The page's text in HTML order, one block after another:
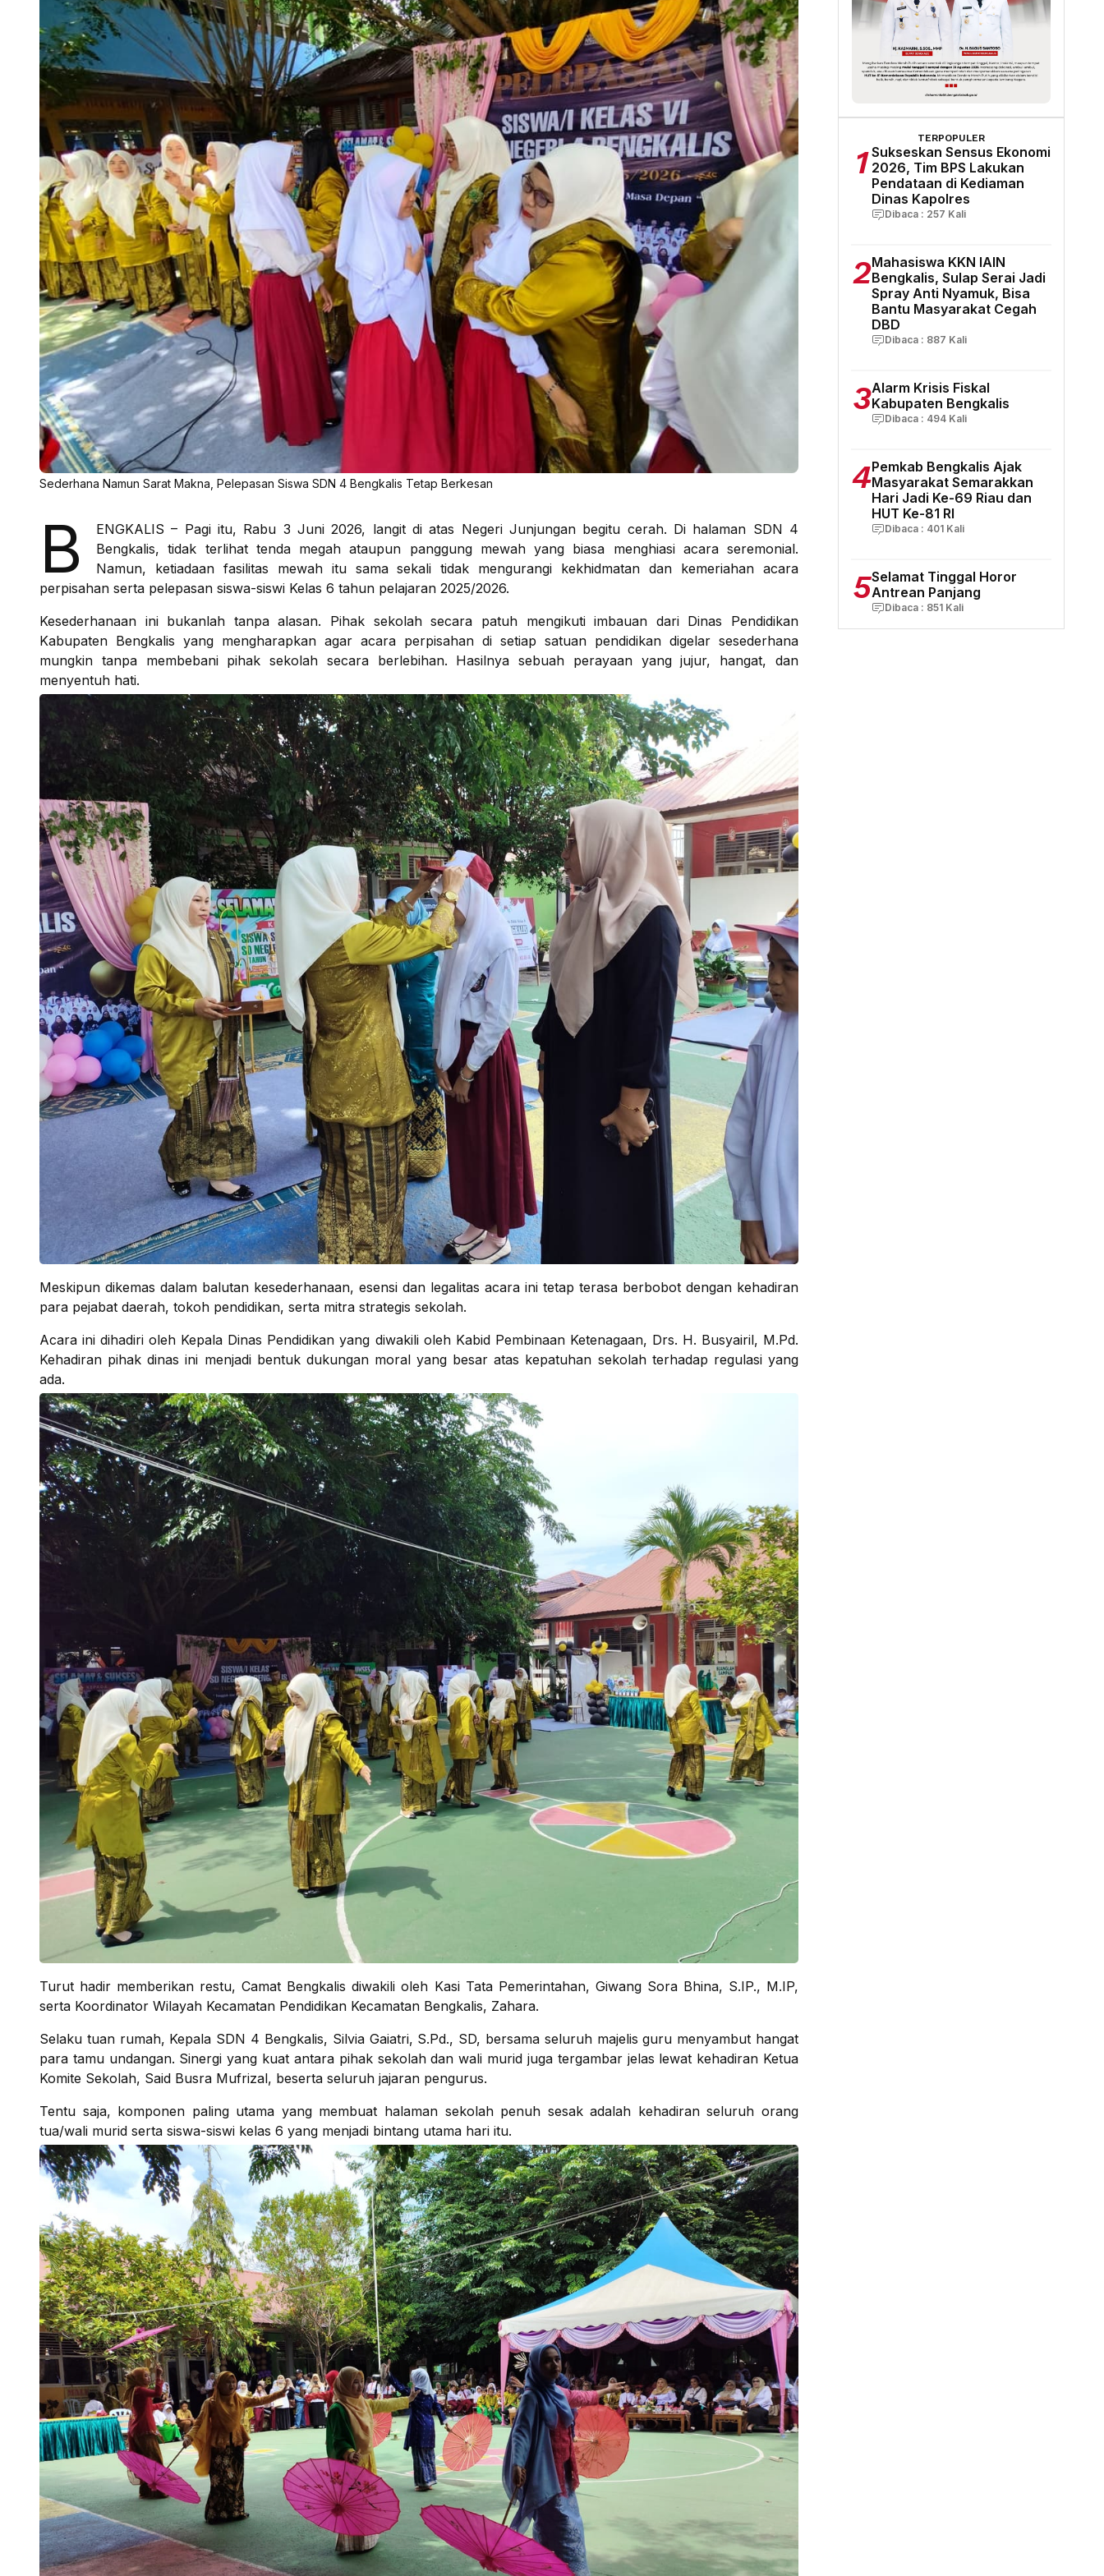
Sederhana Namun Sarat Makna, Pelepasan Siswa SDN 4 Bengkalis Tetap Berkesan
B
ENGKALIS – Pagi itu, Rabu 3 Juni 2026, langit di atas Negeri Junjungan begitu cerah. Di halaman SDN 4
Bengkalis, tidak terlihat tenda megah ataupun panggung mewah yang biasa menghiasi acara seremonial.
Namun, ketiadaan fasilitas mewah itu sama sekali tidak mengurangi kekhidmatan dan kemeriahan acara
perpisahan serta pelepasan siswa-siswi Kelas 6 tahun pelajaran 2025/2026.
​Kesederhanaan ini bukanlah tanpa alasan. Pihak sekolah secara patuh mengikuti imbauan dari Dinas Pendidikan
Kabupaten Bengkalis yang mengharapkan agar acara perpisahan di setiap satuan pendidikan digelar sesederhana
mungkin tanpa membebani pihak sekolah secara berlebihan. Hasilnya sebuah perayaan yang jujur, hangat, dan
menyentuh hati.
Meskipun dikemas dalam balutan kesederhanaan, esensi dan legalitas acara ini tetap terasa berbobot dengan kehadiran
para pejabat daerah, tokoh pendidikan, serta mitra strategis sekolah.
​Acara ini dihadiri oleh Kepala Dinas Pendidikan yang diwakili oleh Kabid Pembinaan Ketenagaan, Drs. H. Busyairil, M.Pd.
Kehadiran pihak dinas ini menjadi bentuk dukungan moral yang besar atas kepatuhan sekolah terhadap regulasi yang
ada.
​Turut hadir memberikan restu, Camat Bengkalis diwakili oleh Kasi Tata Pemerintahan, Giwang Sora Bhina, S.IP., M.IP,
serta Koordinator Wilayah Kecamatan Pendidikan Kecamatan Bengkalis, Zahara.
​Selaku tuan rumah, Kepala SDN 4 Bengkalis, Silvia Gaiatri, S.Pd., SD, bersama seluruh majelis guru menyambut hangat
para tamu undangan. Sinergi yang kuat antara pihak sekolah dan wali murid juga tergambar jelas lewat kehadiran Ketua
Komite Sekolah, Said Busra Mufrizal, beserta seluruh jajaran pengurus.
Tentu saja, komponen paling utama yang membuat halaman sekolah penuh sesak adalah kehadiran seluruh orang
tua/wali murid serta siswa-siswi kelas 6 yang menjadi bintang utama hari itu.
TERPOPULER
1 Sukseskan Sensus Ekonomi
2026, Tim BPS Lakukan
Pendataan di Kediaman
Dinas Kapolres
Dibaca : 257 Kali
2Mahasiswa KKN IAIN
Bengkalis, Sulap Serai Jadi
Spray Anti Nyamuk, Bisa
Bantu Masyarakat Cegah
DBD
Dibaca : 887 Kali
3Alarm Krisis Fiskal
Kabupaten Bengkalis
Dibaca : 494 Kali
4Pemkab Bengkalis Ajak
Masyarakat Semarakkan
Hari Jadi Ke-69 Riau dan
HUT Ke-81 RI
Dibaca : 401 Kali
5Selamat Tinggal Horor
Antrean Panjang
Dibaca : 851 Kali